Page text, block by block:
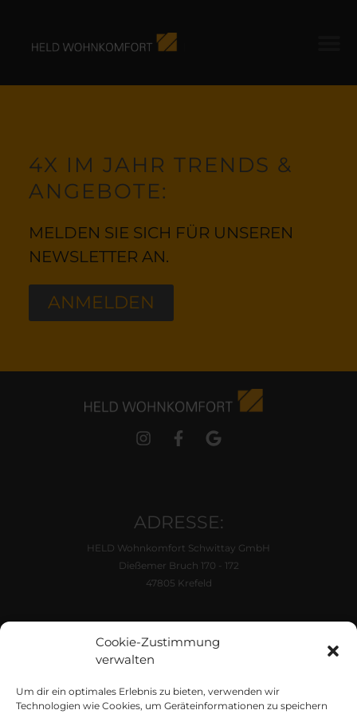
Cookie-Zustimmung
verwalten
Um dir ein optimales Erlebnis zu bieten, verwenden wir
Technologien wie Cookies, um Geräteinformationen zu speichern
4X IM JAHR TRENDS &
ANGEBOTE:
MELDEN SIE SICH FÜR UNSEREN
NEWSLETTER AN.
ANMELDEN
ADRESSE:
HELD Wohnkomfort Schwittay GmbH
Dießemer Bruch 170 - 172
47805 Krefeld
Di. - Fr. 10:00 - 18:00 Uhr
KONTAKT